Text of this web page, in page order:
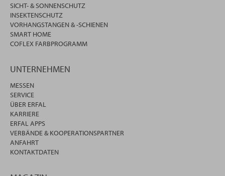
SICHT- & SONNENSCHUTZ
INSEKTENSCHUTZ
VORHANGSTANGEN & -SCHIENEN
SMART HOME
COFLEX FARBPROGRAMM
UNTERNEHMEN
MESSEN
SERVICE
ÜBER ERFAL
KARRIERE
ERFAL APPS
VERBÄNDE & KOOPERATIONSPARTNER
ANFAHRT
KONTAKTDATEN